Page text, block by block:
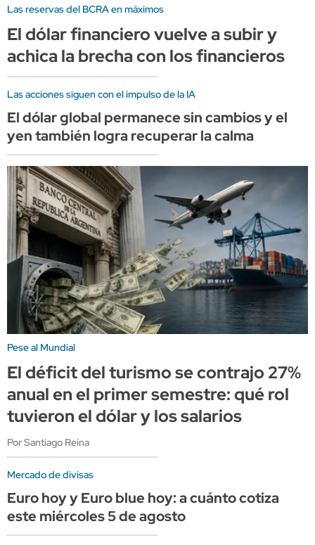
Las reservas del BCRA en máximos
El dólar financiero vuelve a subir y
achica la brecha con los financieros
Las acciones siguen con el impulso de la IA
El dólar global permanece sin cambios y el
yen también logra recuperar la calma
Pese al Mundial
El déficit del turismo se contrajo 27%
anual en el primer semestre: qué rol
tuvieron el dólar y los salarios
Por Santiago Reina
Mercado de divisas
Euro hoy y Euro blue hoy: a cuánto cotiza
este miércoles 5 de agosto